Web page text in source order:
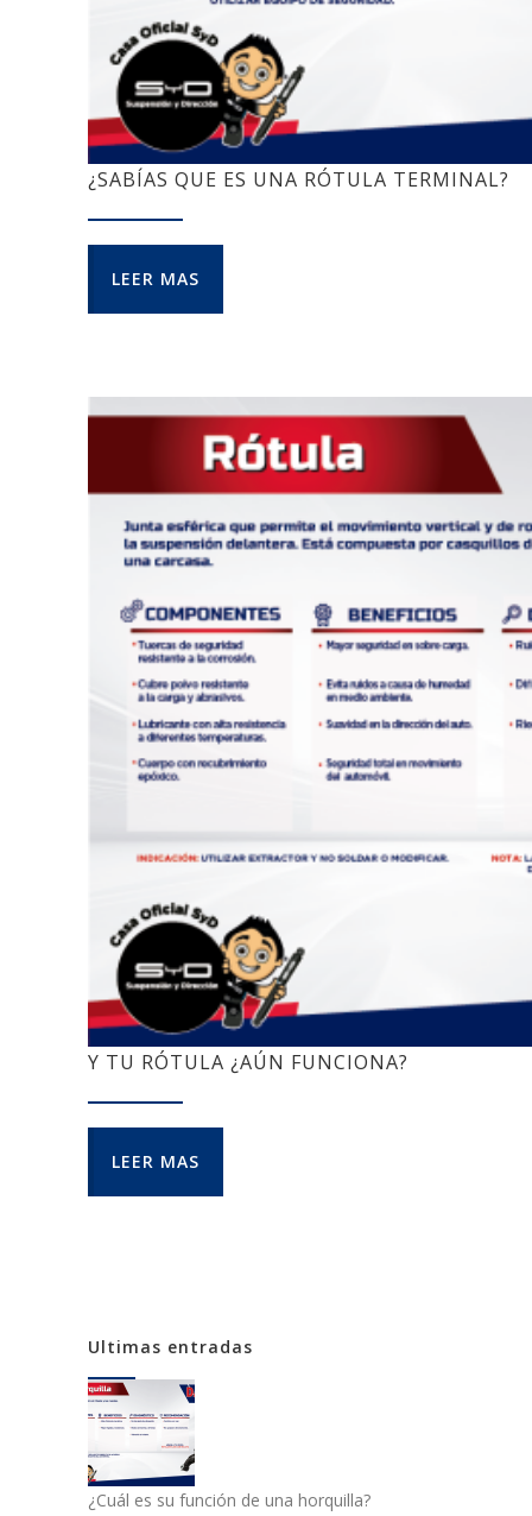
¿SABÍAS QUE ES UNA RÓTULA TERMINAL?
LEER MAS
Y TU RÓTULA ¿AÚN FUNCIONA?
LEER MAS
Ultimas entradas
¿Cuál es su función de una horquilla?